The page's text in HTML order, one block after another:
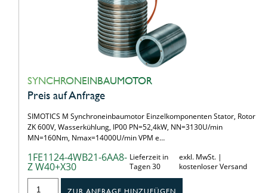
SYNCHRONEINBAUMOTOR
Preis auf Anfrage
SIMOTICS M Synchroneinbaumotor Einzelkomponenten Stator, Rotor
ZK 600V, Wasserkühlung, IP00 PN=52,4kW, NN=3130U/min
MN=160Nm, Nmax=14000U/min VPM e…
1FE1124-4WB21-6AA8-
Z W40+X30
Lieferzeit in
Tagen 30
exkl. MwSt. |
kostenloser Versand
ZUR ANFRAGE HINZUFÜGEN